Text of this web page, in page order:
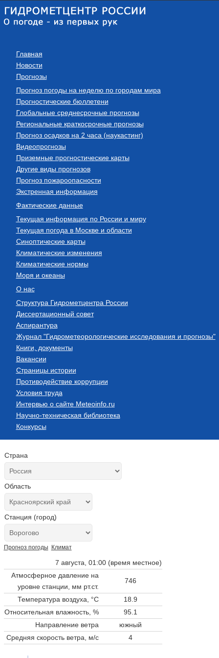
Главная
Новости
Прогнозы
Прогноз погоды на неделю по городам мира
Прогностические бюллетени
Глобальные среднесрочные прогнозы
Региональные краткосрочные прогнозы
Прогноз осадков на 2 часа (наукастинг)
Видеопрогнозы
Приземные прогностические карты
Другие виды прогнозов
Прогноз пожароопасности
Экстренная информация
Фактические данные
Текущая информация по России и миру
Текущая погода в Москве и области
Синоптические карты
Климатические изменения
Климатические нормы
Моря и океаны
О нас
Структура Гидрометцентра России
Диссертационный совет
Аспирантура
Журнал "Гидрометеорологические исследования и прогнозы"
Книги, документы
Вакансии
Страницы истории
Противодействие коррупции
Условия труда
Интервью о сайте Meteoinfo.ru
Научно-техническая библиотека
Конкурсы
Страна
Область
Станция (город)
Прогноз погоды Климат
7 августа, 01:00 (время местное)
Атмосферное давление на
уровне станции, мм рт.ст.
746
Температура воздуха, °C
18.9
Относительная влажность, %
95.1
Направление ветра
южный
Средняя скорость ветра, м/с
4